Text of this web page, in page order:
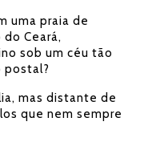
uma praia de
Ceará,
sob um céu tão
postal?
mas distante de
que nem sempre